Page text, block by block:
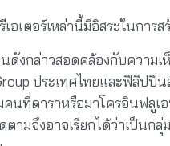
เอเตอร์เหล่านี้มีอิสระในกา
ดังกล่าวสอดคล้องกับความเ
ประเทศไทยและฟิลิปปิ
คนที่ดาราหรือมาโครอินฟลูเ
ามจึงอาจเรียกได้ว่าเป็นก